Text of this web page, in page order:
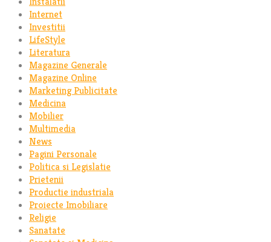
Internet
Investitii
LifeStyle
Literatura
Magazine Generale
Magazine Online
Marketing Publicitate
Medicina
Mobilier
Multimedia
News
Pagini Personale
Politica si Legislatie
Prietenii
Productie industriala
Proiecte Imobiliare
Religie
Sanatate